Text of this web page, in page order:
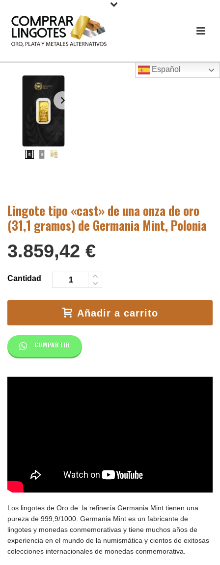
Español
Lingote tipo «cast» de una onza de oro
(31,1 gramos) de Germania Mint, Polonia
3.859,42 €
Cantidad
Añadir a carrito
COMPARTIR
Los lingotes de Oro de la refinería Germania Mint tienen una
pureza de 999,9/1000. Germania Mint es un fabricante de
lingotes y monedas conmemorativas y tiene muchos años de
experiencia en el mundo de la numismática y cientos de exitosas
colecciones internacionales de monedas conmemorativa.